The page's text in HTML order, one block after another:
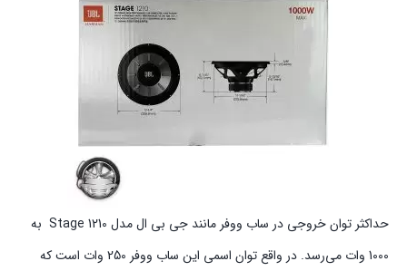
حداکثر توان خروجی در ساب‌ ووفر مانند جی بی ال مدل 1210 Stage به
1000 وات می‌رسد. در واقع توان اسمی این ساب ووفر 250 وات است که